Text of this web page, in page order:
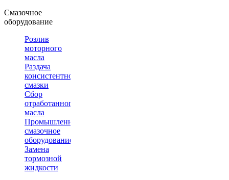
Смазочное
оборудование
Розлив
моторного
масла
Раздача
консистентной
смазки
Сбор
отработанного
масла
Промышленное
смазочное
оборудование
Замена
тормозной
жидкости